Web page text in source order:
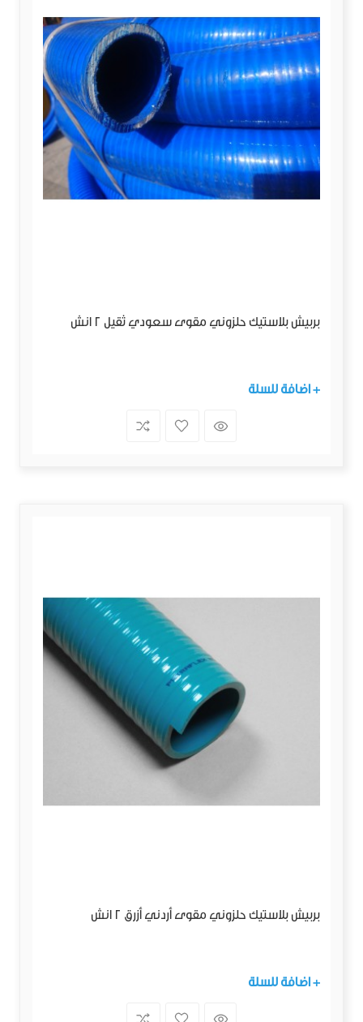
بربيش بلاستيك حلزوني مقوى سعودي ثقيل 2 انش
+ اضافة للسلة
بربيش بلاستيك حلزوني مقوى أردني أزرق 2 انش
+ اضافة للسلة